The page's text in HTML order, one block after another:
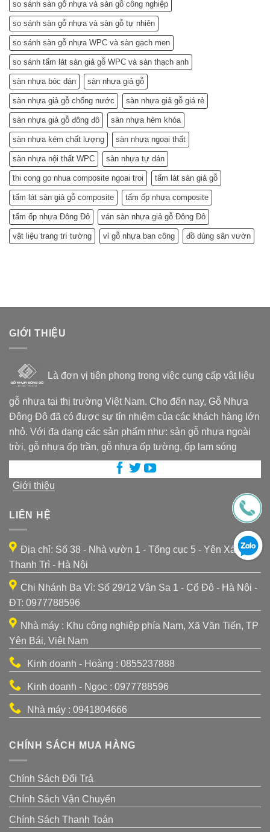
chuyên
gia)
so sánh sàn gỗ nhựa và sàn gỗ công nghiệp
so sánh sàn gỗ nhựa và sàn gỗ tự nhiên
so sánh sàn gỗ nhựa WPC và sàn gạch men
so sánh tấm lát sàn giả gỗ WPC và sàn thạch anh
sàn nhựa bóc dán sàn nhựa giả gỗ
sàn nhựa giả gỗ chống nước sàn nhựa giả gỗ giá rẻ
sàn nhựa giả gỗ đông đô sàn nhựa hèm khóa
sàn nhựa kém chất lượng sàn nhựa ngoại thất
sàn nhựa nội thất WPC sàn nhựa tự dán
thi cong go nhua composite ngoai troi tấm lát sàn giả gỗ
tấm lát sàn giả gỗ composite tấm ốp nhựa composite
tấm ốp nhựa Đông Đô ván sàn nhựa giả gỗ Đông Đô
vật liệu trang trí tường vỉ gỗ nhựa ban công đồ dùng sân vườn
GIỚI THIỆU
Là đơn vị tiên phong trong việc cung cấp vật liệu
gỗ nhựa tại thị trường Việt Nam. Cho đến nay, Gỗ Nhựa
Đông Đô đã có được sự tín nhiệm của các khách hàng lớn
nhỏ. Với đa dạng các sản phẩm như: sàn gỗ nhựa ngoài
trời, gỗ nhựa ốp trần, gỗ nhựa ốp tường, ốp lam sóng
Giới thiệu
LIÊN HỆ
Địa chỉ: Số 38 - Nhà vườn 1 - Tổng cục 5 - Yên Xá -
Thanh Trì - Hà Nội
Chi Nhánh Ba Vì: Số 29/12 Vân Sa 1 - Cổ Đô - Hà Nội -
ĐT: 0977788596
Nhà máy : Khu công nghiệp phía Nam, Xã Văn Tiến, TP
Yên Bái, Việt Nam
Kinh doanh - Hoàng : 0855237888
Kinh doanh - Ngọc : 0977788596
Nhà máy : 0941804666
CHÍNH SÁCH MUA HÀNG
Chính Sách Đổi Trả
Chính Sách Vận Chuyển
Chính Sách Thanh Toán